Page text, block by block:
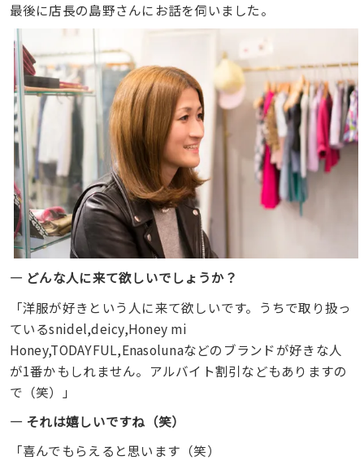
最後に店長の島野さんにお話を伺いました。
― どんな人に来て欲しいでしょうか？
「洋服が好きという人に来て欲しいです。うちで取り扱っ
ているsnidel,deicy,Honey mi
Honey,TODAYFUL,Enasolunaなどのブランドが好きな人
が1番かもしれません。アルバイト割引などもありますの
で（笑）」
― それは嬉しいですね（笑）
「喜んでもらえると思います（笑）